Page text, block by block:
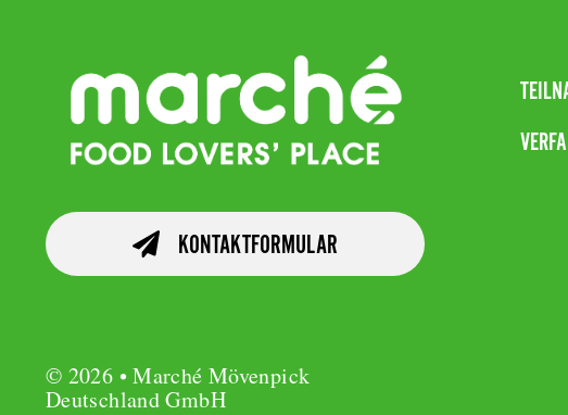
KONTAKTFORMULAR
© 2026 • Marché Mövenpick
Deutschland GmbH